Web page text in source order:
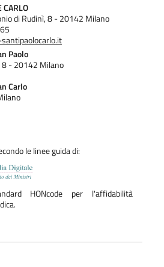
CARLO
di Rudinì, 8 - 20142 Milano
Paolo
8 - 20142 Milano
Carlo
le linee guida di:
HONcode per l'affidabilità